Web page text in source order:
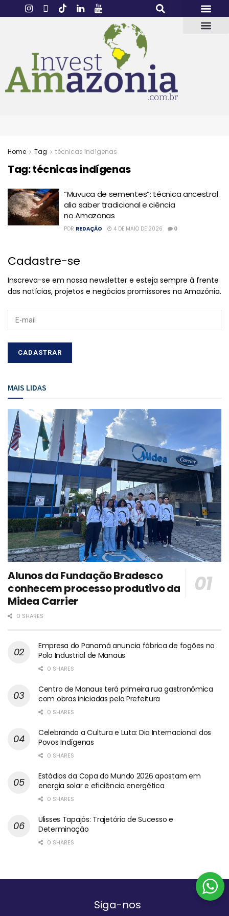
Home Tag técnicas indígenas
Tag:técnicas indígenas
“Muvuca de sementes”: técnica ancestral
alia saber tradicional e ciência
no Amazonas
POR REDAÇÃO 4 DE MAIO DE 2026 0
Cadastre-se
Inscreva-se em nossa newsletter e esteja sempre à frente
das notícias, projetos e negócios promissores na Amazônia.
MAIS LIDAS
Alunos da Fundação Bradesco
conhecem processo produtivo da
Midea Carrier
0 SHARES
Empresa do Panamá anuncia fábrica de fogões no
Polo Industrial de Manaus
0 SHARES
Centro de Manaus terá primeira rua gastronômica
com obras iniciadas pela Prefeitura
0 SHARES
Celebrando a Cultura e Luta: Dia Internacional dos
Povos Indígenas
0 SHARES
Estádios da Copa do Mundo 2026 apostam em
energia solar e eficiência energética
0 SHARES
Ulisses Tapajós: Trajetória de Sucesso e
Determinação
0 SHARES
Siga-nos